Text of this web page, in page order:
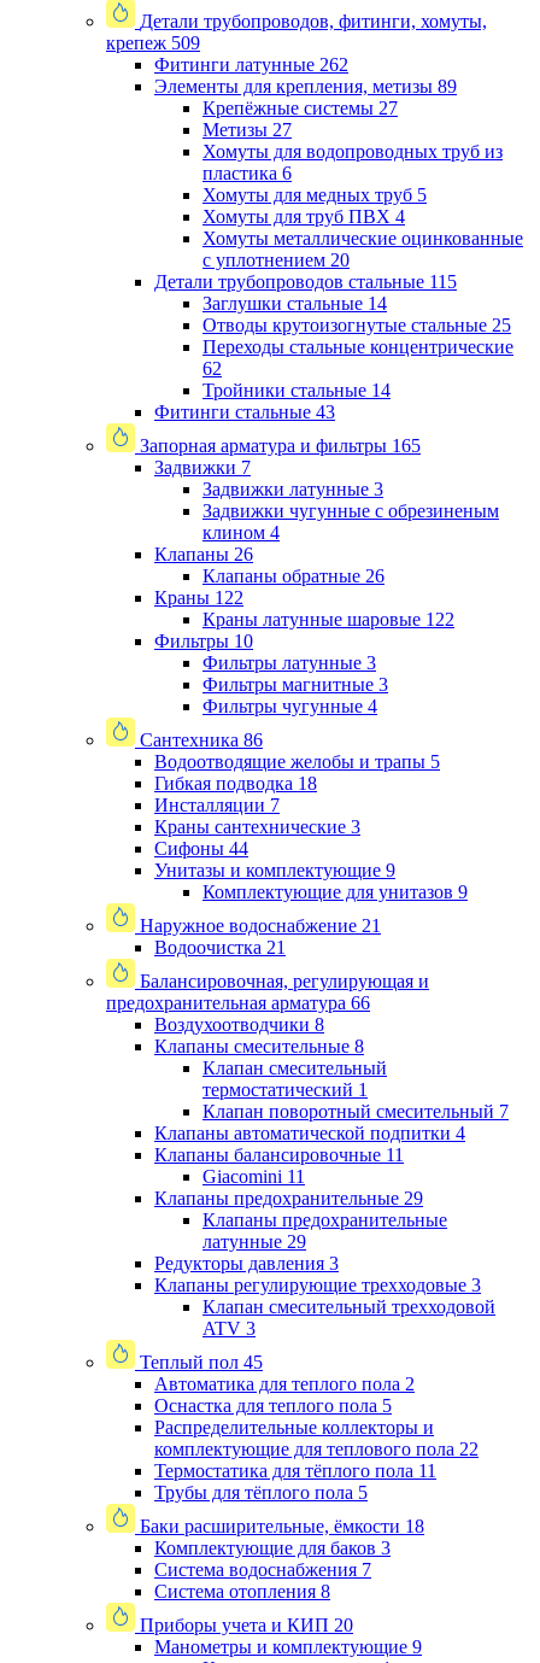
Детали трубопроводов, фитинги, хомуты,
крепеж 509
Фитинги латунные 262
Элементы для крепления, метизы 89
Крепёжные системы 27
Метизы 27
Хомуты для водопроводных труб из
пластика 6
Хомуты для медных труб 5
Хомуты для труб ПВХ 4
Хомуты металлические оцинкованные
с уплотнением 20
Детали трубопроводов стальные 115
Заглушки стальные 14
Отводы крутоизогнутые стальные 25
Переходы стальные концентрические
62
Тройники стальные 14
Фитинги стальные 43
Запорная арматура и фильтры 165
Задвижки 7
Задвижки латунные 3
Задвижки чугунные с обрезиненым
клином 4
Клапаны 26
Клапаны обратные 26
Краны 122
Краны латунные шаровые 122
Фильтры 10
Фильтры латунные 3
Фильтры магнитные 3
Фильтры чугунные 4
Сантехника 86
Водоотводящие желобы и трапы 5
Гибкая подводка 18
Инсталляции 7
Краны сантехнические 3
Сифоны 44
Унитазы и комплектующие 9
Комплектующие для унитазов 9
Наружное водоснабжение 21
Водоочистка 21
Балансировочная, регулирующая и
предохранительная арматура 66
Воздухоотводчики 8
Клапаны cмесительные 8
Клапан cмесительный
термостатический 1
Клапан поворотный cмесительный 7
Клапаны автоматической подпитки 4
Клапаны балансировочные 11
Giacomini 11
Клапаны предохранительные 29
Клапаны предохранительные
латунные 29
Редукторы давления 3
Клапаны регулирующие трехходовые 3
Клапан смесительный трехходовой
ATV 3
Теплый пол 45
Автоматика для теплого пола 2
Оснастка для теплого пола 5
Распределительные коллекторы и
комплектующие для теплового пола 22
Термостатика для тёплого пола 11
Трубы для тёплого пола 5
Баки расширительные, ёмкости 18
Комплектующие для баков 3
Система водоснабжения 7
Система отопления 8
Приборы учета и КИП 20
Манометры и комплектующие 9